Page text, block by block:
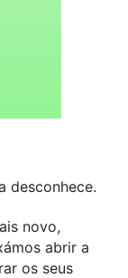
desconhece.
novo,
abrir a
os seus